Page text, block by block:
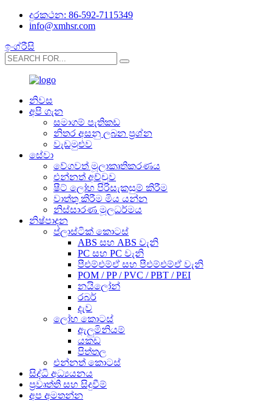
දුරකථන: 86-592-7115349
info@xmhsr.com
ඉංග්රීසි
නිවස
අපි ගැන
සමාගම් පැතිකඩ
නිතර අසනු ලබන ප්‍රශ්න
වැඩමුළුව
සේවා
වේගවත් මූලාකෘතිකරණය
එන්නත් අච්චුව
ෂීට් ලෝහ පිරිසැකසුම් කිරීම
වාත්තු කිරීම මිය යන්න
නිස්සාරණ මූලධර්මය
නිෂ්පාදන
ප්ලාස්ටික් කොටස්
ABS සහ ABS වැනි
PC සහ PC වැනි
පීඑම්එම්ඒ සහ පීඑම්එම්ඒ වැනි
POM / PP / PVC / PBT / PEI
නයිලෝන්
රබර්
දැව
ලෝහ කොටස්
ඇලුමිනියම්
යකඩ
පිත්තල
එන්නත් කොටස්
සිද්ධි අධ්‍යයනය
ප්‍රවෘත්ති සහ සිදුවීම්
අප අමතන්න